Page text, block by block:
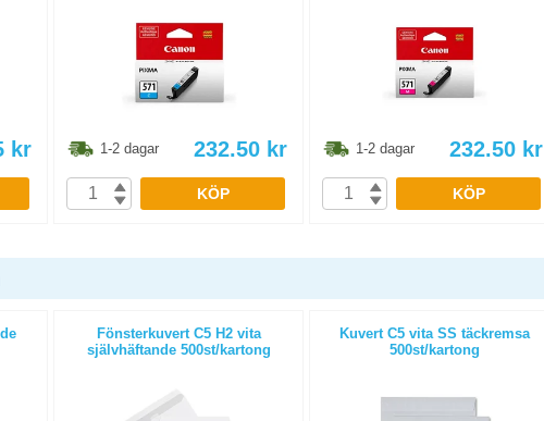
kr 1-2 dagar 232.50 kr
KÖP
1-2 dagar 232.50 kr
KÖP
Fönsterkuvert C5 H2 vita
självhäftande 500st/kartong
Kuvert C5 vita SS täckremsa
500st/kartong